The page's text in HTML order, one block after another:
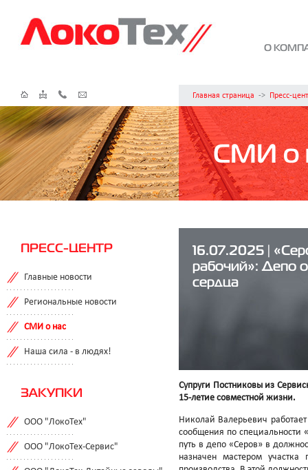
О
Главная страница -> Пресс-
СМИ о
ПРЕСС-ЦЕНТР
Главные новости
Региональные новости
СМИ о нас
Наша сила - в людях!
ЗАКУПКИ
ООО "ЛокоТех"
ООО "ЛокоТех-Сервис"
16.07.2025 |
рабочий»: Депо
сердца
Супруги Постниковы из
15-летие совместной жизни.
Николай Валерьевич
сообщения по специальности
путь в депо «Серов» в
назначен мастером